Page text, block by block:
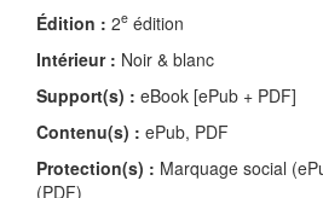
Édition : 2e édition
Intérieur : Noir & blanc
Support(s) : eBook [ePub + PDF]
Contenu(s) : ePub, PDF
Protection(s) : Marquage social
(PDF)